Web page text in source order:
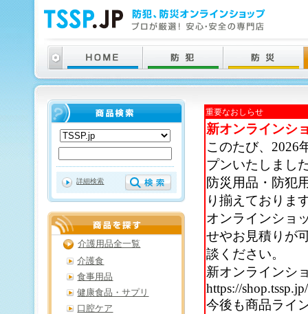
重要なおしらせ
新オンラインシ
このたび、2026
プンいたしまし
防災用品・防犯
り揃えておりま
オンラインショ
せやお見積りが
談ください。
新オンラインシ
https://shop.tssp.jp/
今後も商品ライ
詳細検索
介護用品全一覧
介護食
食事用品
健康食品・サプリ
口腔ケア